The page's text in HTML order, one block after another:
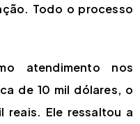
Todo o processo
atendimento nos
de 10 mil dólares, o
reais. Ele ressaltou a